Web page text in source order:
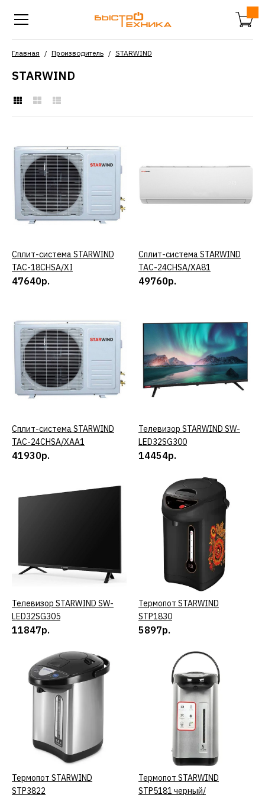
Главная Производитель STARWIND
STARWIND
18CHSA/XI
47640р.
ДОБАВИТЬ К СРАВНЕНИЮ
ДОБАВИТЬ В ПОЖЕЛАНИЯ
STARWIND TAC-
24CHSA/XA81
49760р.
ДОБАВИТЬ К СРАВНЕНИЮ
ДОБАВИТЬ В ПОЖЕЛАНИЯ
Сплит-система
STARWIND TAC-
24CHSA/XAA1
41930р.
ДОБАВИТЬ К СРАВНЕНИЮ
ДОБАВИТЬ В ПОЖЕЛАНИЯ
Телевизор STARWIND
SW-LED32SG300
КУПИТЬ
ДОБАВИТЬ В ПОЖЕЛАНИЯ
КУПИТЬ
Сплит-система STARWIND
TAC-18CHSA/XI
47640р.
КУПИТЬ
Сплит-система STARWIND
TAC-24CHSA/XA81
49760р.
КУПИТЬ
Сплит-система STARWIND
TAC-24CHSA/XAA1
41930р.
КУПИТЬ
Телевизор STARWIND SW-
LED32SG300
14454р.
КУПИТЬ
Телевизор STARWIND SW-
LED32SG305
11847р.
КУПИТЬ
Термопот STARWIND
STP1830
5897р.
КУПИТЬ
Термопот STARWIND
STP3822
КУПИТЬ
Термопот STARWIND
STP5181 черный/